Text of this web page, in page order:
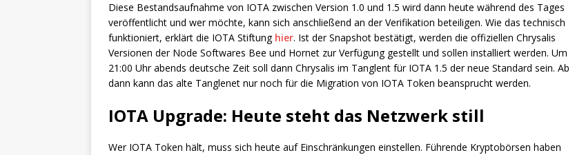
Diese Bestandsaufnahme von IOTA zwischen Version 1.0 und 1.5 wird dann heute während des Tages
veröffentlicht und wer möchte, kann sich anschließend an der Verifikation beteiligen. Wie das technisch
funktioniert, erklärt die IOTA Stiftung hier. Ist der Snapshot bestätigt, werden die offiziellen Chrysalis
Versionen der Node Softwares Bee und Hornet zur Verfügung gestellt und sollen installiert werden. Um
21:00 Uhr abends deutsche Zeit soll dann Chrysalis im Tanglent für IOTA 1.5 der neue Standard sein. Ab
dann kann das alte Tanglenet nur noch für die Migration von IOTA Token beansprucht werden.
IOTA Upgrade: Heute steht das Netzwerk still
Wer IOTA Token hält, muss sich heute auf Einschränkungen einstellen. Führende Kryptobörsen haben